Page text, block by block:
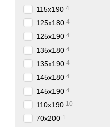
115x190 4
125x180 4
125x190 4
135x180 4
135x190 4
145x180 4
145x190 4
110x190 10
70x200 1